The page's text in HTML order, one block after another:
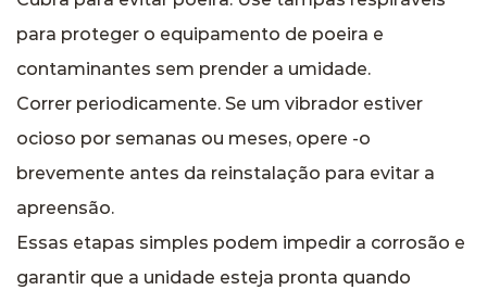
para proteger o equipamento de poeira e
contaminantes sem prender a umidade.
Correr periodicamente. Se um vibrador estiver
ocioso por semanas ou meses, opere -o
brevemente antes da reinstalação para evitar a
apreensão.
Essas etapas simples podem impedir a corrosão e
garantir que a unidade esteja pronta quando